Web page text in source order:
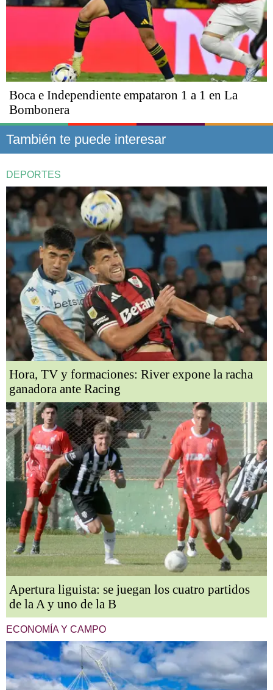
Boca e Independiente empataron 1 a 1 en La
Bombonera
También te puede interesar
DEPORTES
Hora, TV y formaciones: River expone la racha
ganadora ante Racing
Apertura liguista: se juegan los cuatro partidos
de la A y uno de la B
ECONOMÍA Y CAMPO